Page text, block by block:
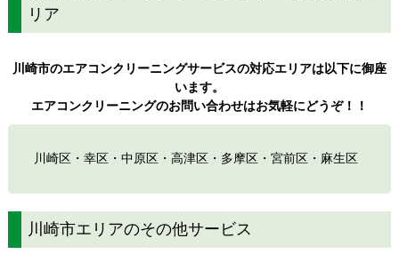
リア
川崎市のエアコンクリーニングサービスの対応エリアは以下に御座
います。
エアコンクリーニングのお問い合わせはお気軽にどうぞ！！
川崎区・幸区・中原区・高津区・多摩区・宮前区・麻生区
川崎市エリアのその他サービス